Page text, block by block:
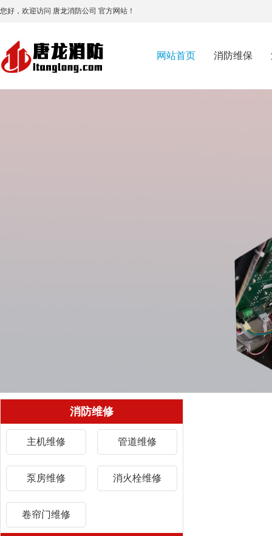
您好，欢迎访问 唐龙消防公司 官方网站！
网站首页 消防维保
消防维修
主机维修 管道维修
泵房维修 消火栓维修
卷帘门维修